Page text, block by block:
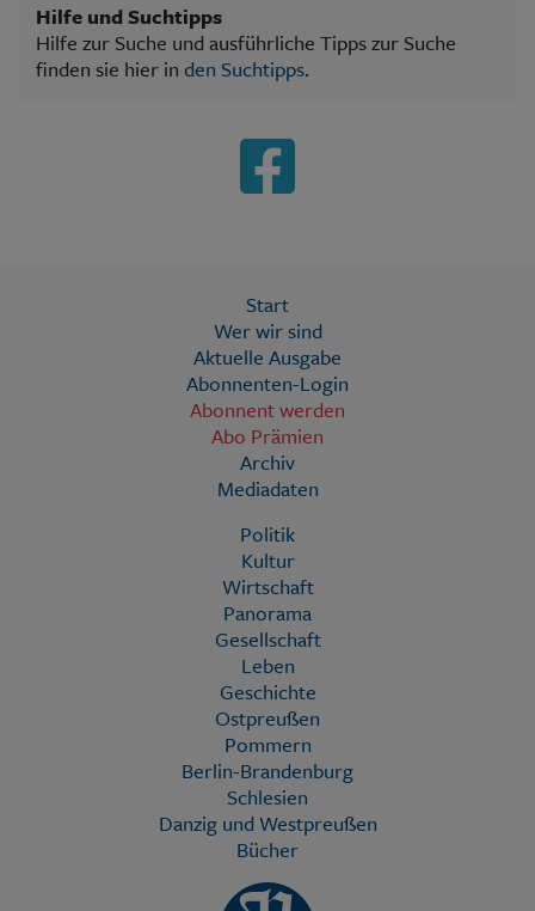
Hilfe und Suchtipps
Hilfe zur Suche und ausführliche Tipps zur Suche
finden sie hier in den Suchtipps.
Start
Wer wir sind
Aktuelle Ausgabe
Abonnenten-Login
Abonnent werden
Abo Prämien
Archiv
Mediadaten
Politik
Kultur
Wirtschaft
Panorama
Gesellschaft
Leben
Geschichte
Ostpreußen
Pommern
Berlin-Brandenburg
Schlesien
Danzig und Westpreußen
Bücher